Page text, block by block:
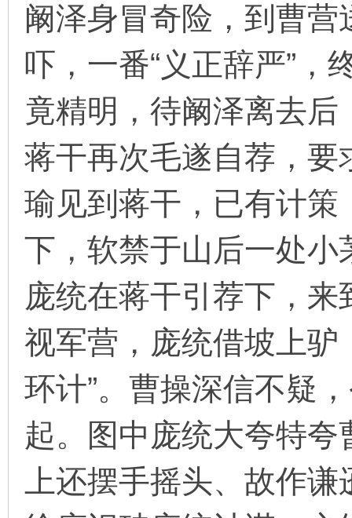
阚泽身冒奇险，到曹
吓，一番“义正辞严”，
竟精明，待阚泽离去
蒋干再次毛遂自荐，
瑜见到蒋干，已有计
下，软禁于山后一处小
庞统在蒋干引荐下，
视军营，庞统借坡上驴
环计”。曹操深信不疑
起。图中庞统大夸特
上还摆手摇头、故作